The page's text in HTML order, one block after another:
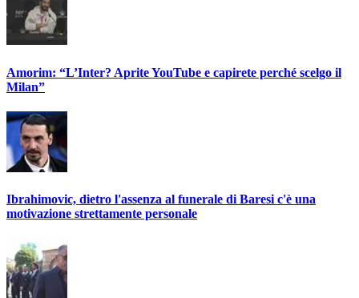
Amorim: “L’Inter? Aprite YouTube e capirete perché scelgo il
Milan”
Ibrahimovic, dietro l'assenza al funerale di Baresi c'è una
motivazione strettamente personale